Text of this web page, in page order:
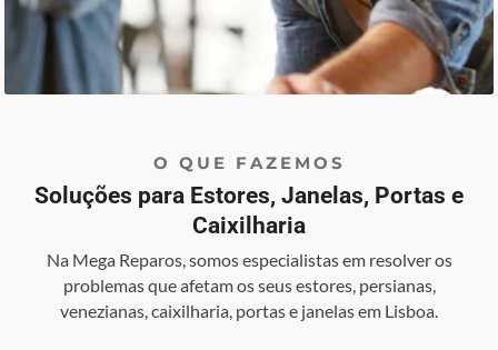
O QUE FAZEMOS
Soluções para Estores, Janelas, Portas e
Caixilharia
Na Mega Reparos, somos especialistas em resolver os
problemas que afetam os seus estores, persianas,
venezianas, caixilharia, portas e janelas em Lisboa.